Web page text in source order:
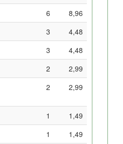
6
8,96
3
4,48
3
4,48
2
2,99
2 2,99
1
1,49
1
1,49